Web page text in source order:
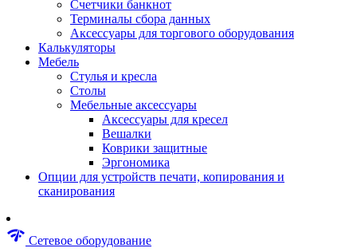
Наборы пневматические
Пистолеты пневматические
Шуруповерты
Дрели
Лобзики
Перфораторы
Шлифмашины
Наборы инструментов
Пилы
Пылесосы строительные
Счетчики банкнот
Терминалы сбора данных
Аксессуары для торгового оборудования
Калькуляторы
Мебель
Стулья и кресла
Столы
Мебельные аксессуары
Аксессуары для кресел
Вешалки
Коврики защитные
Эргономика
Опции для устройств печати, копирования и
сканирования
network_check Сетевое оборудование